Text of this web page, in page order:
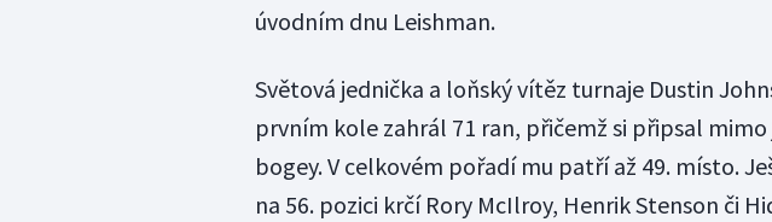
úvodním dnu Leishman.
Světová jednička a loňský vítěz turnaje Dustin
prvním kole zahrál 71 ran, přičemž si připsal
bogey. V celkovém pořadí mu patří až 49. místo.
na 56. pozici krčí Rory McIlroy, Henrik Stenson či